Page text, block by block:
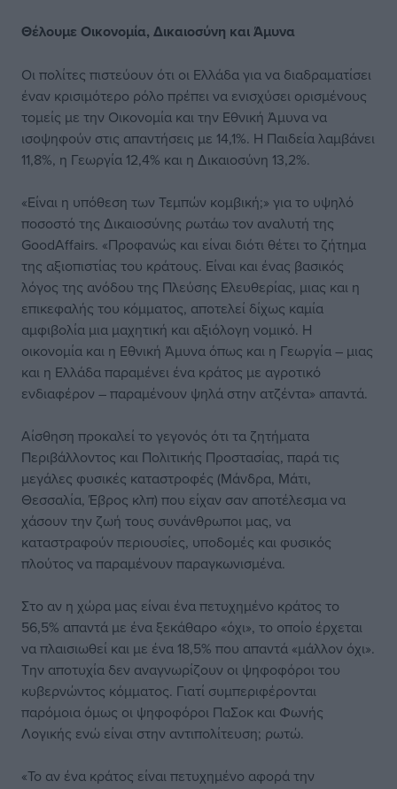
Θέλουμε Οικονομία, Δικαιοσύνη και Άμυνα
Οι πολίτες πιστεύουν ότι οι Ελλάδα για να διαδραματίσει
έναν κρισιμότερο ρόλο πρέπει να ενισχύσει ορισμένους
τομείς με την Οικονομία και την Εθνική Άμυνα να
ισοψηφούν στις απαντήσεις με 14,1%. Η Παιδεία λαμβάνει
11,8%, η Γεωργία 12,4% και η Δικαιοσύνη 13,2%.
«Είναι η υπόθεση των Τεμπών κομβική;» για το υψηλό
ποσοστό της Δικαιοσύνης ρωτάω τον αναλυτή της
GoodAffairs. «Προφανώς και είναι διότι θέτει το ζήτημα
της αξιοπιστίας του κράτους. Είναι και ένας βασικός
λόγος της ανόδου της Πλεύσης Ελευθερίας, μιας και η
επικεφαλής του κόμματος, αποτελεί δίχως καμία
αμφιβολία μια μαχητική και αξιόλογη νομικό. Η
οικονομία και η Εθνική Άμυνα όπως και η Γεωργία – μιας
και η Ελλάδα παραμένει ένα κράτος με αγροτικό
ενδιαφέρον – παραμένουν ψηλά στην ατζέντα» απαντά.
Αίσθηση προκαλεί το γεγονός ότι τα ζητήματα
Περιβάλλοντος και Πολιτικής Προστασίας, παρά τις
μεγάλες φυσικές καταστροφές (Μάνδρα, Μάτι,
Θεσσαλία, Έβρος κλπ) που είχαν σαν αποτέλεσμα να
χάσουν την ζωή τους συνάνθρωποι μας, να
καταστραφούν περιουσίες, υποδομές και φυσικός
πλούτος να παραμένουν παραγκωνισμένα.
Στο αν η χώρα μας είναι ένα πετυχημένο κράτος το
56,5% απαντά με ένα ξεκάθαρο «όχι», το οποίο έρχεται
να πλαισιωθεί και με ένα 18,5% που απαντά «μάλλον όχι».
Την αποτυχία δεν αναγνωρίζουν οι ψηφοφόροι του
κυβερνώντος κόμματος. Γιατί συμπεριφέρονται
παρόμοια όμως οι ψηφοφόροι ΠαΣοκ και Φωνής
Λογικής ενώ είναι στην αντιπολίτευση; ρωτώ.
«Το αν ένα κράτος είναι πετυχημένο αφορά την